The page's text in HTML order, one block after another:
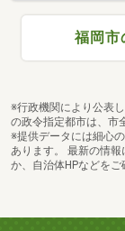
福岡市
※行政機関により公表
の政令指定都市は、市
※提供データには細心
あります。 最新の情報
か、自治体HPなどをご